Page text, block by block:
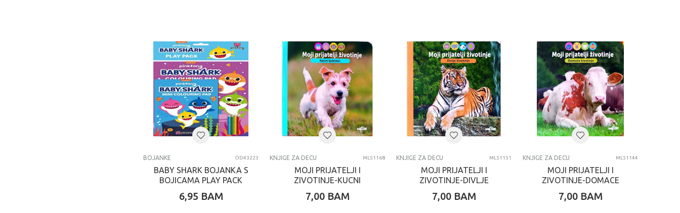
BOJANKE OD43223
BABY SHARK BOJANKA S
BOJICAMA PLAY PACK
6,95 BAM
KNJIGE ZA DECU ML51168
MOJI PRIJATELJI I
ZIVOTINJE-KUCNI
7,00 BAM
KNJIGE ZA DECU ML51151
MOJI PRIJATELJI I
ZIVOTINJE-DIVLJE
7,00 BAM
KNJIGE ZA DECU ML51144
MOJI PRIJATELJI I
ZIVOTINJE-DOMACE
7,00 BAM